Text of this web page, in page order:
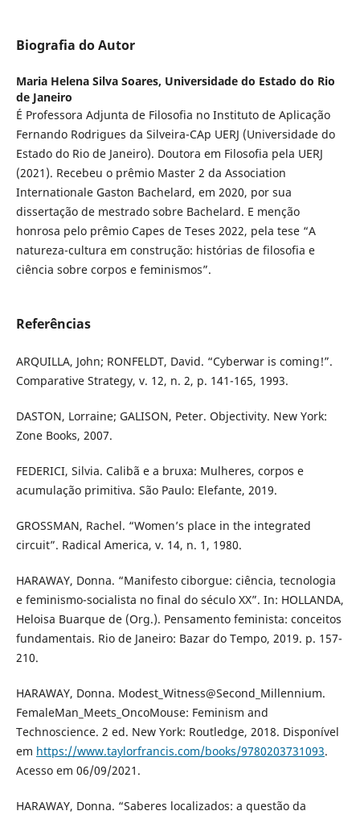
Biografia do Autor
Maria Helena Silva Soares, Universidade do Estado do Rio
de Janeiro
É Professora Adjunta de Filosofia no Instituto de Aplicação
Fernando Rodrigues da Silveira-CAp UERJ (Universidade do
Estado do Rio de Janeiro). Doutora em Filosofia pela UERJ
(2021). Recebeu o prêmio Master 2 da Association
Internationale Gaston Bachelard, em 2020, por sua
dissertação de mestrado sobre Bachelard. E menção
honrosa pelo prêmio Capes de Teses 2022, pela tese “A
natureza-cultura em construção: histórias de filosofia e
ciência sobre corpos e feminismos”.
Referências
ARQUILLA, John; RONFELDT, David. “Cyberwar is coming!”.
Comparative Strategy, v. 12, n. 2, p. 141-165, 1993.
DASTON, Lorraine; GALISON, Peter. Objectivity. New York:
Zone Books, 2007.
FEDERICI, Silvia. Calibã e a bruxa: Mulheres, corpos e
acumulação primitiva. São Paulo: Elefante, 2019.
GROSSMAN, Rachel. “Women’s place in the integrated
circuit”. Radical America, v. 14, n. 1, 1980.
HARAWAY, Donna. “Manifesto ciborgue: ciência, tecnologia
e feminismo-socialista no final do século XX”. In: HOLLANDA,
Heloisa Buarque de (Org.). Pensamento feminista: conceitos
fundamentais. Rio de Janeiro: Bazar do Tempo, 2019. p. 157-
210.
HARAWAY, Donna. Modest_Witness@Second_Millennium.
FemaleMan_Meets_OncoMouse: Feminism and
Technoscience. 2 ed. New York: Routledge, 2018. Disponível
em https://www.taylorfrancis.com/books/9780203731093.
Acesso em 06/09/2021.
HARAWAY, Donna. “Saberes localizados: a questão da